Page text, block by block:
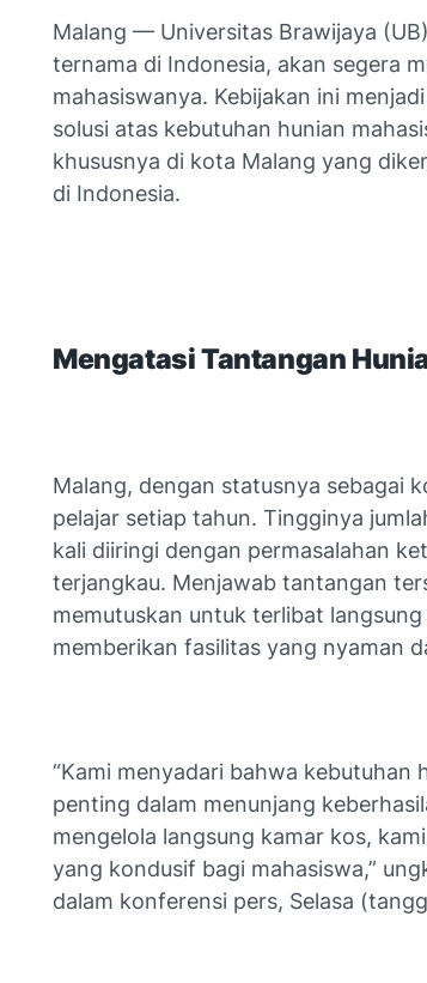
Malang — Universitas Brawijaya
ternama di Indonesia, akan segera
mahasiswanya. Kebijakan ini
solusi atas kebutuhan hunian
khususnya di kota Malang yang
di Indonesia.
Mengatasi Tantangan
Malang, dengan statusnya sebagai
pelajar setiap tahun. Tingginya
kali diiringi dengan permasalahan
terjangkau. Menjawab tantangan
memutuskan untuk terlibat
memberikan fasilitas yang nyaman
“Kami menyadari bahwa kebutuhan
penting dalam menunjang
mengelola langsung kamar kos,
yang kondusif bagi mahasiswa,”
dalam konferensi pers, Selasa